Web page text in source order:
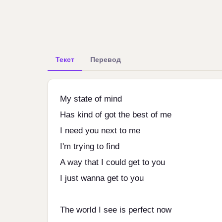
Текст Перевод
My state of mind
Has kind of got the best of me
I need you next to me
I'm trying to find
A way that I could get to you
I just wanna get to you
The world I see is perfect now